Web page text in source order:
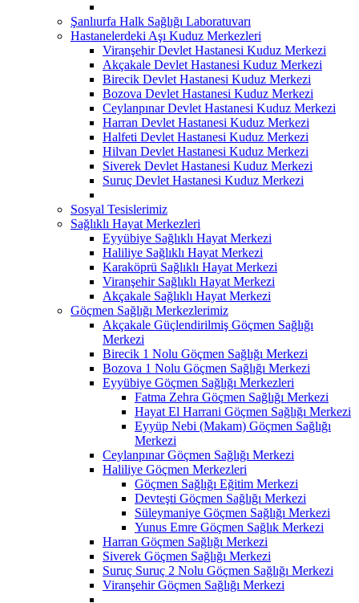
Şanlıurfa Halk Sağlığı Laboratuvarı
Hastanelerdeki Aşı Kuduz Merkezleri
Viranşehir Devlet Hastanesi Kuduz Merkezi
Akçakale Devlet Hastanesi Kuduz Merkezi
Birecik Devlet Hastanesi Kuduz Merkezi
Bozova Devlet Hastanesi Kuduz Merkezi
Ceylanpınar Devlet Hastanesi Kuduz Merkezi
Harran Devlet Hastanesi Kuduz Merkezi
Halfeti Devlet Hastanesi Kuduz Merkezi
Hilvan Devlet Hastanesi Kuduz Merkezi
Siverek Devlet Hastanesi Kuduz Merkezi
Suruç Devlet Hastanesi Kuduz Merkezi
Sosyal Tesislerimiz
Sağlıklı Hayat Merkezleri
Eyyübiye Sağlıklı Hayat Merkezi
Haliliye Sağlıklı Hayat Merkezi
Karaköprü Sağlıklı Hayat Merkezi
Viranşehir Sağlıklı Hayat Merkezi
Akçakale Sağlıklı Hayat Merkezi
Göçmen Sağlığı Merkezlerimiz
Akçakale Güçlendirilmiş Göçmen Sağlığı
Merkezi
Birecik 1 Nolu Göçmen Sağlığı Merkezi
Bozova 1 Nolu Göçmen Sağlığı Merkezi
Eyyübiye Göçmen Sağlığı Merkezleri
Fatma Zehra Göçmen Sağlığı Merkezi
Hayat El Harrani Göçmen Sağlığı Merkezi
Eyyüp Nebi (Makam) Göçmen Sağlığı
Merkezi
Ceylanpınar Göçmen Sağlığı Merkezi
Haliliye Göçmen Merkezleri
Göçmen Sağlığı Eğitim Merkezi
Devteşti Göçmen Sağlığı Merkezi
Süleymaniye Göçmen Sağlığı Merkezi
Yunus Emre Göçmen Sağlık Merkezi
Harran Göçmen Sağlığı Merkezi
Siverek Göçmen Sağlığı Merkezi
Suruç Suruç 2 Nolu Göçmen Sağlığı Merkezi
Viranşehir Göçmen Sağlığı Merkezi